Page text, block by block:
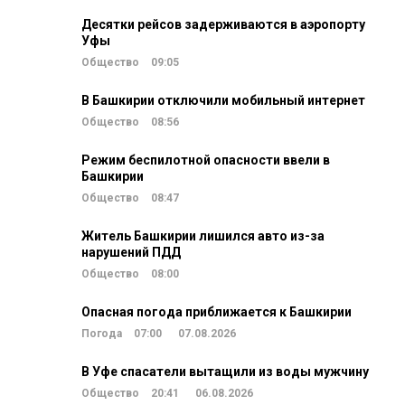
Десятки рейсов задерживаются в аэропорту
Уфы
Общество 09:05
В Башкирии отключили мобильный интернет
Общество 08:56
Режим беспилотной опасности ввели в
Башкирии
Общество 08:47
Житель Башкирии лишился авто из-за
нарушений ПДД
Общество 08:00
Опасная погода приближается к Башкирии
Погода 07:00 07.08.2026
В Уфе спасатели вытащили из воды мужчину
Общество 20:41 06.08.2026